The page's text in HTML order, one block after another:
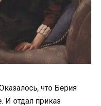
что Берия
И отдал приказ